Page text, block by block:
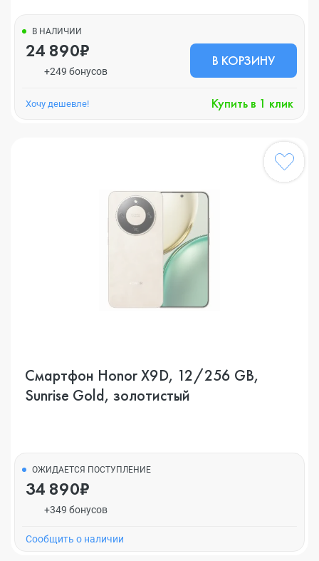
В НАЛИЧИИ
24 890₽
+249 бонусов
В КОРЗИНУ
Хочу дешевле! Купить в 1 клик
Смартфон Honor X9D, 12/256 GB,
Sunrise Gold, золотистый
ОЖИДАЕТСЯ ПОСТУПЛЕНИЕ
34 890₽
+349 бонусов
Cообщить о наличии